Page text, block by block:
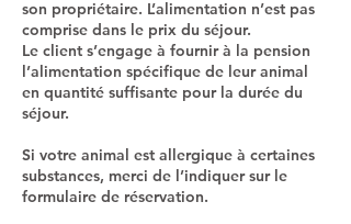
son propriétaire. L’alimentation n’est pas
comprise dans le prix du séjour.
Le client s’engage à fournir à la pension
l’alimentation spécifique de leur animal
en quantité suffisante pour la durée du
séjour.
Si votre animal est allergique à certaines
substances, merci de l’indiquer sur le
formulaire de réservation.